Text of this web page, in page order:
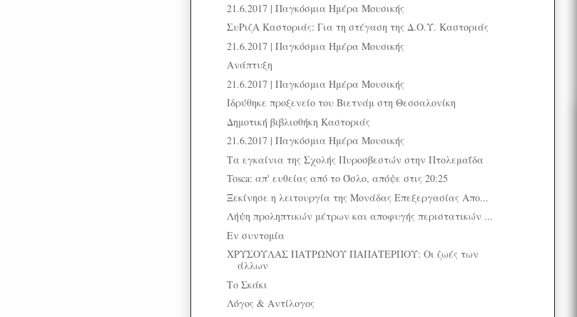
21.6.2017 | Παγκόσμια Ημέρα Μουσικής
ΣυΡιζΑ Καστοριάς: Για τη στέγαση της Δ.Ο.Υ. Καστοριάς
21.6.2017 | Παγκόσμια Ημέρα Μουσικής
Ανάπτυξη
21.6.2017 | Παγκόσμια Ημέρα Μουσικής
Ιδρύθηκε προξενείο του Βιετνάμ στη Θεσσαλονίκη
Δημοτική βιβλιοθήκη Καστοριάς
21.6.2017 | Παγκόσμια Ημέρα Μουσικής
Τα εγκαίνια της Σχολής Πυροσβεστών στην Πτολεμαΐδα
Tosca: απ' ευθείας από το Όσλο, απόψε στις 20:25
Ξεκίνησε η λειτουργία της Μονάδας Επεξεργασίας Απο...
Λήψη προληπτικών μέτρων και αποφυγής περιστατικών ...
Εν συντομία
ΧΡΥΣΟΥΛΑΣ ΠΑΤΡΩΝΟΥ ΠΑΠΑΤΕΡΠΟΥ: Οι ζωές των
άλλων
Το Σκάκι
Λόγος & Αντίλογος